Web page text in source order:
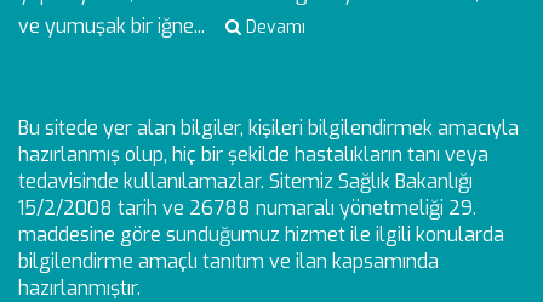
ve yumuşak bir iğne...
Devamı
Bu sitede yer alan bilgiler, kişileri bilgilendirmek amacıyla
hazırlanmış olup, hiç bir şekilde hastalıkların tanı veya
tedavisinde kullanılamazlar. Sitemiz Sağlık Bakanlığı
15/2/2008 tarih ve 26788 numaralı yönetmeliği 29.
maddesine göre sunduğumuz hizmet ile ilgili konularda
bilgilendirme amaçlı tanıtım ve ilan kapsamında
hazırlanmıştır.